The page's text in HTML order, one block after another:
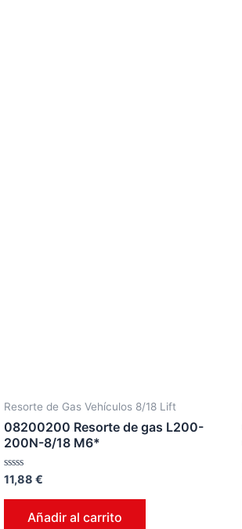
Resorte de Gas Vehículos 8/18 Lift
08200200 Resorte de gas L200-
200N-8/18 M6*
Valorado
0
11,88 €
Añadir al carrito